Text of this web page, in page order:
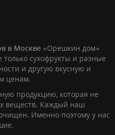
в Москве «Орешкин дом»
сухофрукты и разные
и другую вкусную и
ценам.
продукцию, которая не
веществ. Каждый наш
Именно поэтому у нас